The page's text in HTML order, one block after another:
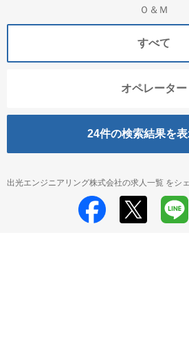
Ｏ＆Ｍ
すべて
オペレーター
24件の検索結果を
出光エンジニアリング株式会社の求人一覧 をシ